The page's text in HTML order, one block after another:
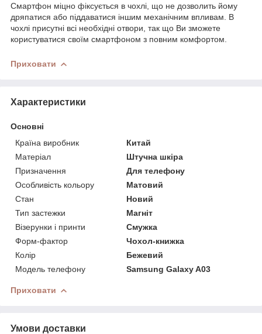
Смартфон міцно фіксується в чохлі, що не дозволить йому
дряпатися або піддаватися іншим механічним впливам. В
чохлі присутні всі необхідні отвори, так що Ви зможете
користуватися своїм смартфоном з повним комфортом.
Приховати
Характеристики
Основні
Країна виробник
Китай
Матеріал
Штучна шкіра
Призначення
Для телефону
Особливість кольору
Матовий
Стан
Новий
Тип застежки
Магніт
Візерунки і принти
Смужка
Форм-фактор
Чохол-книжка
Колір
Бежевий
Модель телефону
Samsung Galaxy A03
Приховати
Умови доставки